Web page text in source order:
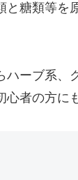
糖類等
ーブ系
心者の方に